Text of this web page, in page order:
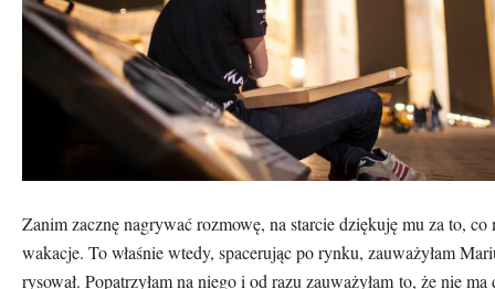
Zanim zacznę nagrywać rozmowę, na starcie dziękuję mu za to, co
wakacje. To właśnie wtedy, spacerując po rynku, zauważyłam
rysował. Popatrzyłam na niego i od razu zauważyłam to, że nie